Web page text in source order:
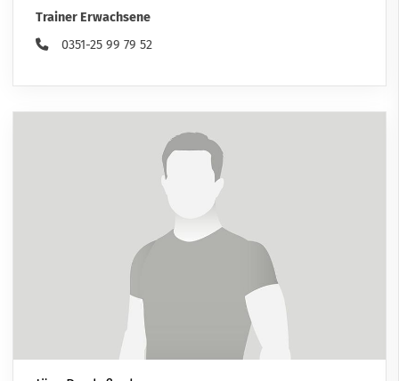
Trainer Erwachsene
0351-25 99 79 52